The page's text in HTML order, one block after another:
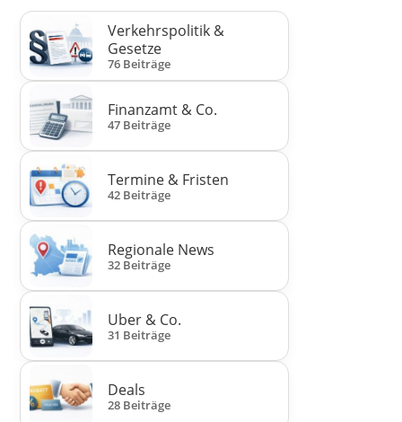
Verkehrspolitik &
Gesetze
76 Beiträge
Finanzamt & Co.
47 Beiträge
Termine & Fristen
42 Beiträge
Regionale News
32 Beiträge
Uber & Co.
31 Beiträge
Deals
28 Beiträge